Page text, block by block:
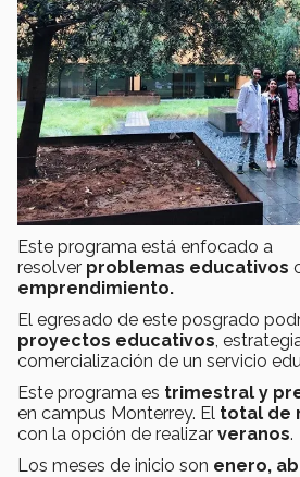
Este programa está enfocado a
resolver problemas educativos
emprendimiento.
El egresado de este posgrado
proyectos educativos ,
comercialización de un servicio
Este programa es trimestral y
en campus Monterrey. El total de
con la opción de realizar veranos.
Los meses de inicio son enero,